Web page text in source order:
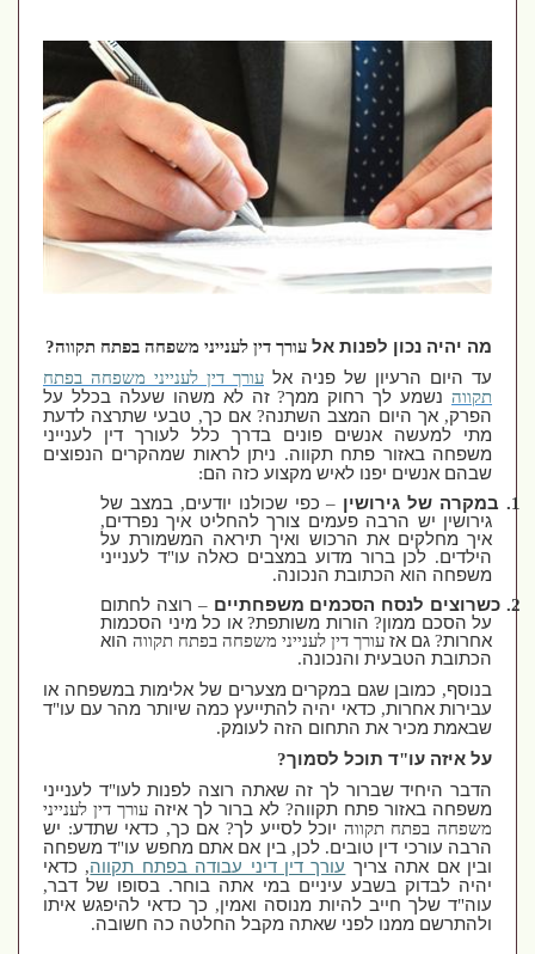
מה יהיה נכון לפנות אלעורך דין לענייני משפחה בפתח תקווה?
עד היום הרעיון של פניה אלעורך דין לענייני משפחה בפתח
תקווה נשמע לך רחוק ממך?זה לא משהו שעלה בכלל על
הפרק,אך היום המצב השתנה?אם כך,טבעי שתרצה לדעת
מתי למעשה אנשים פונים בדרך כלל לעורך דין לענייני
משפחה באזור פתח תקווה.ניתן לראות שמהקרים הנפוצים
שבהם אנשים יפנו לאיש מקצוע כזה הם:
במקרה של גירושין – כפי שכולנו יודעים,במצב של
גירושין יש הרבה פעמים צורך להחליט איך נפרדים,
איך מחלקים את הרכוש ואיך תיראה המשמורת על
הילדים.לכן ברור מדוע במצבים כאלה עו "ד לענייני
משפחה הוא הכתובת הנכונה.
כשרוצים לנסח הסכמים משפחתיים – רוצה לחתום
על הסכם ממון?הורות משותפת?או כל מיני הסכמות
אחרות?גם אזעורך דין לענייני משפחה בפתח תקווה הוא
הכתובת הטבעית והנכונה.
בנוסף,כמובן שגם במקרים מצערים של אלימות במשפחה או
עבירות אחרות,כדאי יהיה להתייעץ כמה שיותר מהר עם עו "ד
שבאמת מכיר את התחום הזה לעומק.
על איזה עו "ד תוכל לסמוך?
הדבר היחיד שברור לך זה שאתה רוצה לפנות לעו"ד לענייני
משפחה באזור פתח תקווה?לא ברור לך איזהעורך דין לענייני
משפחה בפתח תקווה יוכל לסייע לך?אם כך,כדאי שתדע:יש
הרבה עורכי דין טובים.לכן,בין אם אתם מחפש עו "ד משפחה
ובין אם אתה צריךעורך דין דיני עבודה בפתח תקווה,כדאי
יהיה לבדוק בשבע עיניים במי אתה בוחר.בסופו של דבר,
עוה"ד שלך חייב להיות מנוסה ואמין,כך כדאי להיפגש איתו
ולהתרשם ממנו לפני שאתה מקבל החלטה כה חשובה.